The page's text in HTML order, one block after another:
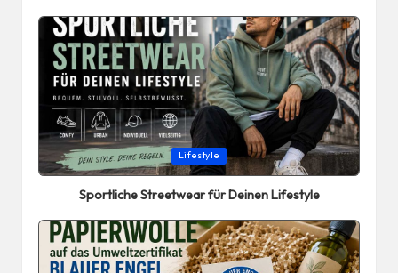
Posted
in
Lifestyle
Sportliche Streetwear für Deinen Lifestyle